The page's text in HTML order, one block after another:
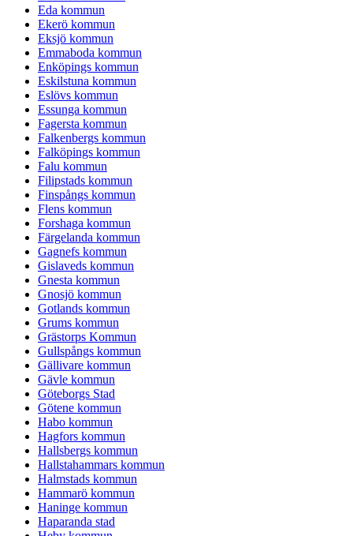
Eda kommun
Ekerö kommun
Eksjö kommun
Emmaboda kommun
Enköpings kommun
Eskilstuna kommun
Eslövs kommun
Essunga kommun
Fagersta kommun
Falkenbergs kommun
Falköpings kommun
Falu kommun
Filipstads kommun
Finspångs kommun
Flens kommun
Forshaga kommun
Färgelanda kommun
Gagnefs kommun
Gislaveds kommun
Gnesta kommun
Gnosjö kommun
Gotlands kommun
Grums kommun
Grästorps Kommun
Gullspångs kommun
Gällivare kommun
Gävle kommun
Göteborgs Stad
Götene kommun
Habo kommun
Hagfors kommun
Hallsbergs kommun
Hallstahammars kommun
Halmstads kommun
Hammarö kommun
Haninge kommun
Haparanda stad